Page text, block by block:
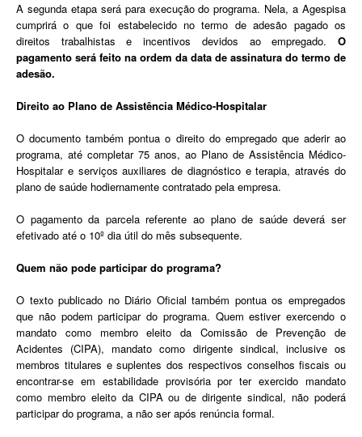
A segunda etapa será para execução do programa. Nela, a Agespisa
cumprirá o que foi estabelecido no termo de adesão pagado os
direitos trabalhistas e incentivos devidos ao empregado. O
pagamento será feito na ordem da data de assinatura do termo de
adesão.
Direito ao Plano de Assistência Médico-Hospitalar
O documento também pontua o direito do empregado que aderir ao
programa, até completar 75 anos, ao Plano de Assistência Médico-
Hospitalar e serviços auxiliares de diagnóstico e terapia, através do
plano de saúde hodiernamente contratado pela empresa.
O pagamento da parcela referente ao plano de saúde deverá ser
efetivado até o 10º dia útil do mês subsequente.
Quem não pode participar do programa?
O texto publicado no Diário Oficial também pontua os empregados
que não podem participar do programa. Quem estiver exercendo o
mandato como membro eleito da Comissão de Prevenção de
Acidentes (CIPA), mandato como dirigente sindical, inclusive os
membros titulares e suplentes dos respectivos conselhos fiscais ou
encontrar-se em estabilidade provisória por ter exercido mandato
como membro eleito da CIPA ou de dirigente sindical, não poderá
participar do programa, a não ser após renúncia formal.